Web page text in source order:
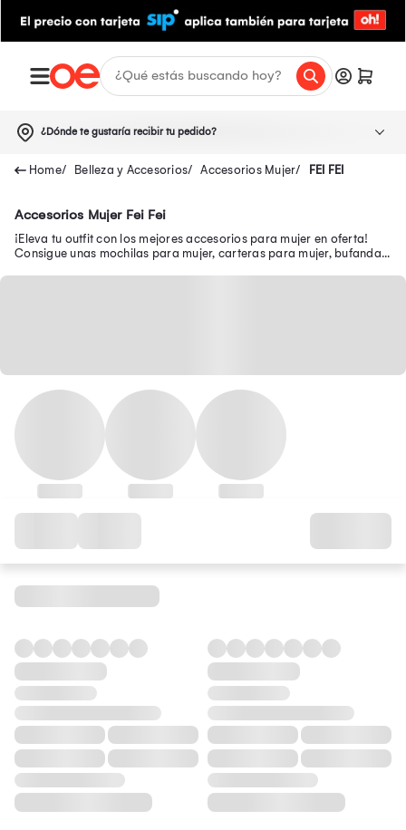
¿Dónde te gustaría recibir tu pedido?
Belleza y Accesorios Accesorios Mujer FEI FEI
Accesorios Mujer Fei Fei
¡Eleva tu outfit con los mejores accesorios para mujer en oferta!
Consigue unas mochilas para mujer, carteras para mujer, bufandas